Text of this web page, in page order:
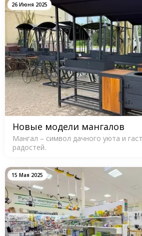
26 Июня 2025
Новые модели мангалов
Мангал – символ дачного уюта и
радостей.
15 Мая 2025